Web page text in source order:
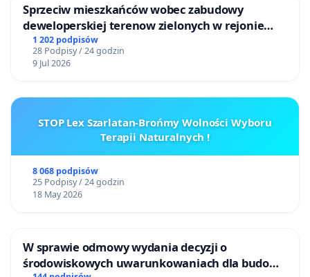
Sprzeciw mieszkańców wobec zabudowy
deweloperskiej terenow zielonych w rejonie
Bulwarów Straceńskich w Bielsku-Białej
1 202 podpisów
28 Podpisy / 24 godzin
9 Jul 2026
STOP Lex Szarlatan-Brońmy Wolności Wyboru
Terapii Naturalnych !
8 068 podpisów
25 Podpisy / 24 godzin
18 May 2026
W sprawie odmowy wydania decyzji o
środowiskowych uwarunkowaniach dla budowy